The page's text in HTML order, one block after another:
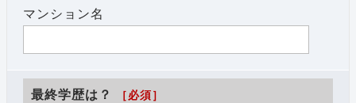
マンション名
最終学歴は？ ［必須］